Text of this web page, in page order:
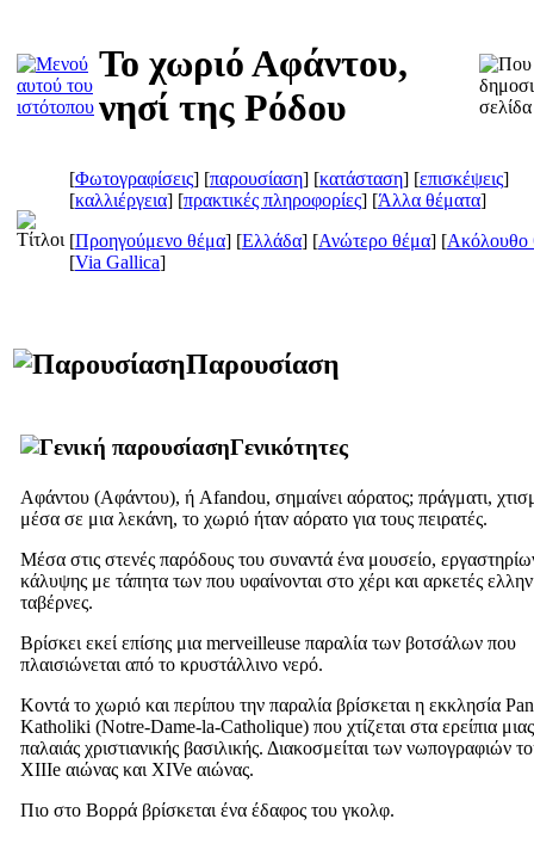
Το χωριό Αφάντου,
νησί της Ρόδου
[Φωτογραφίσεις] [παρουσίαση] [κατάσταση] [επισκέψεις]
[καλλιέργεια] [πρακτικές πληροφορίες] [Άλλα θέματα]
[Προηγούμενο θέμα] [Ελλάδα] [Ανώτερο θέμα] [Ακόλουθο
[Via Gallica]
Παρουσίαση
Γενικότητες
Αφάντου (Αφάντου), ή Afandou, σημαίνει αόρατος; πράγματι,
μέσα σε μια λεκάνη, το χωριό ήταν αόρατο για τους πειρατές.
Μέσα στις στενές παρόδους του συναντά ένα μουσείο,
κάλυψης με τάπητα των που υφαίνονται στο χέρι και αρκετές
ταβέρνες.
Βρίσκει εκεί επίσης μια merveilleuse παραλία των βοτσάλων που
πλαισιώνεται από το κρυστάλλινο νερό.
Κοντά το χωριό και περίπου την παραλία βρίσκεται η εκκλησία
Katholiki (Notre-Dame-la-Catholique) που χτίζεται στα ερείπια
παλαιάς χριστιανικής βασιλικής. Διακοσμείται των νωπογραφιών
XIIIe αιώνας και XIVe αιώνας.
Πιο στο Βορρά βρίσκεται ένα έδαφος του γκολφ.